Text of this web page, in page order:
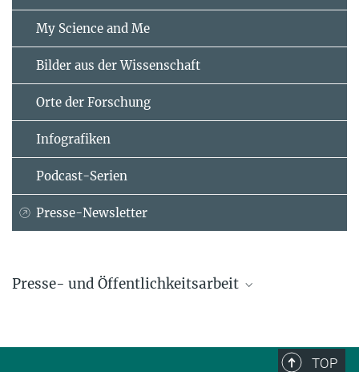
My Science and Me
Bilder aus der Wissenschaft
Orte der Forschung
Infografiken
Podcast-Serien
Presse-Newsletter
Presse- und Öffentlichkeitsarbeit
TOP